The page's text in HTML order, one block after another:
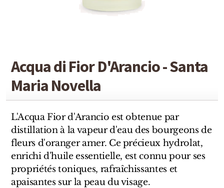
Acqua di Fior D'Arancio - Santa
Maria Novella
L'Acqua Fior d'Arancio est obtenue par
distillation à la vapeur d'eau des bourgeons de
fleurs d'oranger amer. Ce précieux hydrolat,
enrichi d'huile essentielle, est connu pour ses
propriétés toniques, rafraîchissantes et
apaisantes sur la peau du visage.
The Different Company
Perris Monte-carlo
Robert Piguet
Sensatio
Trudon
Marques Italiennes